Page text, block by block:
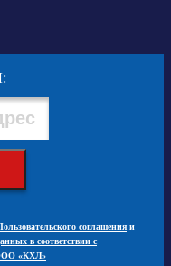
соглашения и
в соответствии с
«КХЛ»